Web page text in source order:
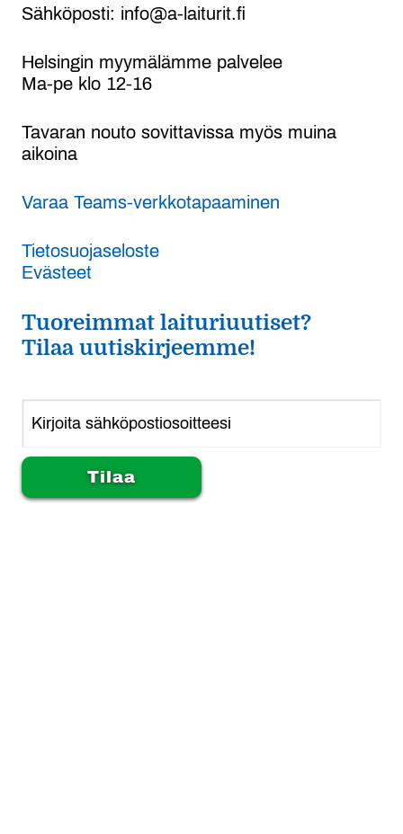
Sähköposti: info@a-laiturit.fi
Helsingin myymälämme palvelee
Ma-pe klo 12-16
Tavaran nouto sovittavissa myös muina
aikoina
Varaa Teams-verkkotapaaminen
Tietosuojaseloste
Evästeet
Tuoreimmat laituriuutiset?
Tilaa uutiskirjeemme!
Alternative: